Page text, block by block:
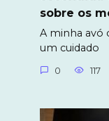
sobre os
A minha avó
um cuidado
0 117